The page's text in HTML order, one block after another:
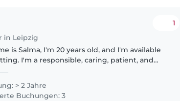
in Leipzig
1
is Salma, I'm 20 years old, and I'm available
patient, and
> 2 Jahre
Buchungen: 3